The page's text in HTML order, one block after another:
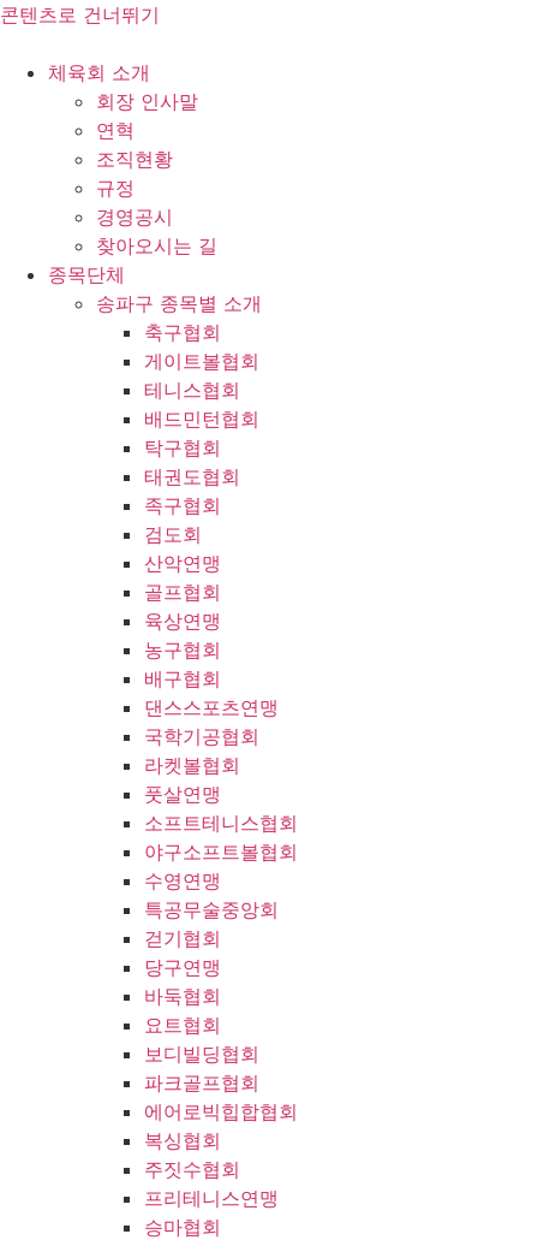
콘텐츠로 건너뛰기
체육회 소개
회장 인사말
연혁
조직현황
규정
경영공시
찾아오시는 길
종목단체
송파구 종목별 소개
축구협회
게이트볼협회
테니스협회
배드민턴협회
탁구협회
태권도협회
족구협회
검도회
산악연맹
골프협회
육상연맹
농구협회
배구협회
댄스스포츠연맹
국학기공협회
라켓볼협회
풋살연맹
소프트테니스협회
야구소프트볼협회
수영연맹
특공무술중앙회
걷기협회
당구연맹
바둑협회
요트협회
보디빌딩협회
파크골프협회
에어로빅힙합협회
복싱협회
주짓수협회
프리테니스연맹
승마협회